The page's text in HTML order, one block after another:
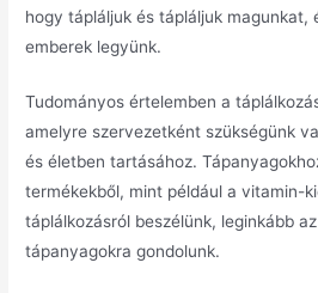
hogy tápláljuk és tápláljuk magunkat,
emberek legyünk.
Tudományos értelemben a
amelyre szervezetként szükségünk
és életben tartásához.
termékekből, mint például a vitamin-
táplálkozásról beszélünk, leginkább
tápanyagokra gondolunk.